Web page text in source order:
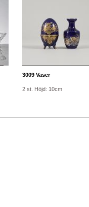
3009Vaser
2 st. Höjd: 10cm